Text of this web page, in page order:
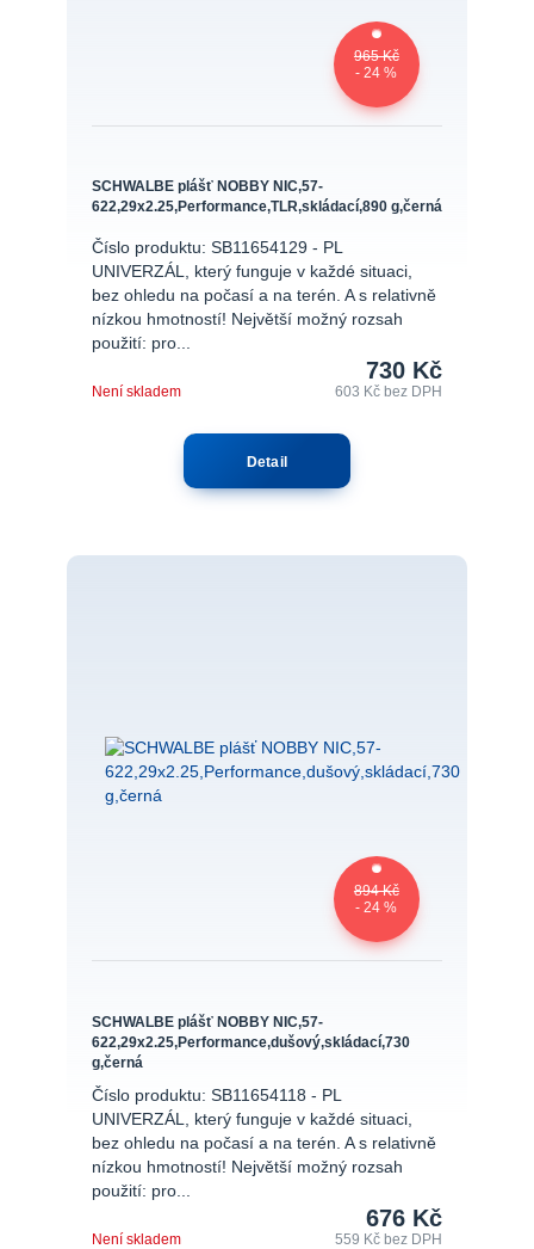
965 Kč
- 24 %
SCHWALBE plášť NOBBY NIC,57-
622,29x2.25,Performance,TLR,skládací,890 g,černá
Číslo produktu: SB11654129 - PL
UNIVERZÁL, který funguje v každé situaci,
bez ohledu na počasí a na terén. A s relativně
nízkou hmotností! Největší možný rozsah
použití: pro...
730 Kč
603 Kčbez DPH
Není skladem
Detail
894 Kč
- 24 %
SCHWALBE plášť NOBBY NIC,57-
622,29x2.25,Performance,dušový,skládací,730
g,černá
Číslo produktu: SB11654118 - PL
UNIVERZÁL, který funguje v každé situaci,
bez ohledu na počasí a na terén. A s relativně
nízkou hmotností! Největší možný rozsah
použití: pro...
676 Kč
559 Kč bez DPH
Není skladem